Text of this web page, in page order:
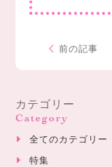
前の記事
カテゴリー
Category
全てのカテゴリー
特集